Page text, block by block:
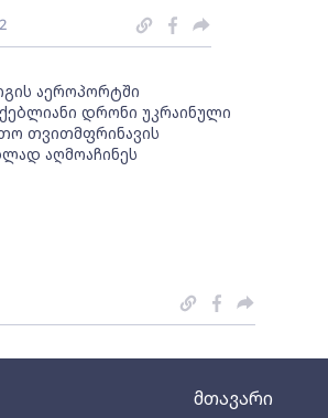
მთავარი
აეროპორტში
დრონი უკრაინული
თვითმფრინავის
აღმოაჩინეს